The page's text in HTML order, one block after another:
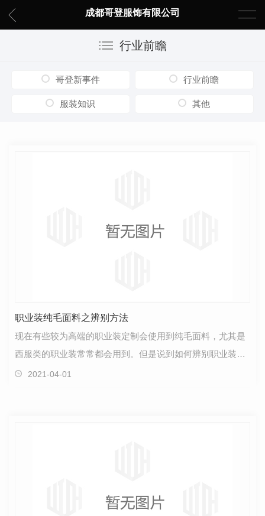
成都哥登服饰有限公司
行业前瞻
哥登新事件 行业前瞻
服装知识 其他
职业装纯毛面料之辨别方法
现在有些较为高端的职业装定制会使用到纯毛面料，尤其是
西服类的职业装常常都会用到。但是说到如何辨别职业装是
否用纯毛面料制成的，那么可能了解的人就不会太多了…
2021-04-01